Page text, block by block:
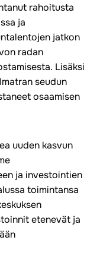
rahoitusta
ja
jatkon
radan
Lisäksi
seudun
osaamisen
uuden kasvun
ja investointien
toimintansa
etenevät ja